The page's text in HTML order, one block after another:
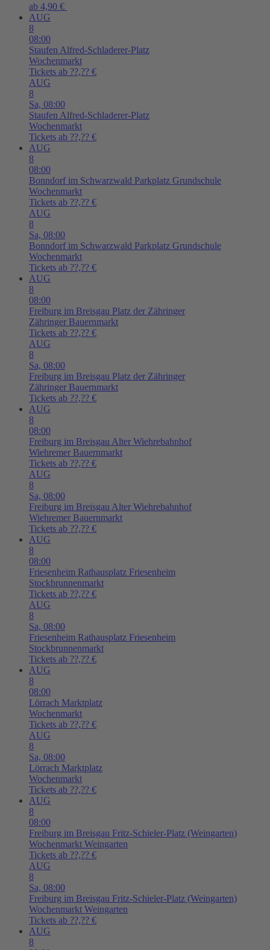
ab 4,90 €
AUG
8
08:00
Staufen Alfred-Schladerer-Platz
Wochenmarkt
Tickets ab ??,?? €
AUG
8
Sa, 08:00
Staufen Alfred-Schladerer-Platz
Wochenmarkt
Tickets ab ??,?? €
AUG
8
08:00
Bonndorf im Schwarzwald Parkplatz Grundschule
Wochenmarkt
Tickets ab ??,?? €
AUG
8
Sa, 08:00
Bonndorf im Schwarzwald Parkplatz Grundschule
Wochenmarkt
Tickets ab ??,?? €
AUG
8
08:00
Freiburg im Breisgau Platz der Zähringer
Zähringer Bauernmarkt
Tickets ab ??,?? €
AUG
8
Sa, 08:00
Freiburg im Breisgau Platz der Zähringer
Zähringer Bauernmarkt
Tickets ab ??,?? €
AUG
8
08:00
Freiburg im Breisgau Alter Wiehrebahnhof
Wiehremer Bauernmarkt
Tickets ab ??,?? €
AUG
8
Sa, 08:00
Freiburg im Breisgau Alter Wiehrebahnhof
Wiehremer Bauernmarkt
Tickets ab ??,?? €
AUG
8
08:00
Friesenheim Rathausplatz Friesenheim
Stockbrunnenmarkt
Tickets ab ??,?? €
AUG
8
Sa, 08:00
Friesenheim Rathausplatz Friesenheim
Stockbrunnenmarkt
Tickets ab ??,?? €
AUG
8
08:00
Lörrach Marktplatz
Wochenmarkt
Tickets ab ??,?? €
AUG
8
Sa, 08:00
Lörrach Marktplatz
Wochenmarkt
Tickets ab ??,?? €
AUG
8
08:00
Freiburg im Breisgau Fritz-Schieler-Platz (Weingarten)
Wochenmarkt Weingarten
Tickets ab ??,?? €
AUG
8
Sa, 08:00
Freiburg im Breisgau Fritz-Schieler-Platz (Weingarten)
Wochenmarkt Weingarten
Tickets ab ??,?? €
AUG
8